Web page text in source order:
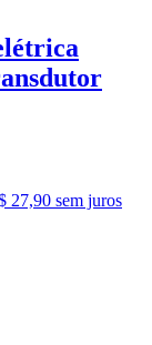
27,90 sem juros